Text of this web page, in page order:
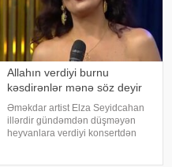
Allahın verdiyi burnu
kəsdirənlər mənə söz deyir
Əməkdar artist Elza Seyidcahan
illərdir gündəmdən düşməyən
heyvanlara verdiyi konsertdən